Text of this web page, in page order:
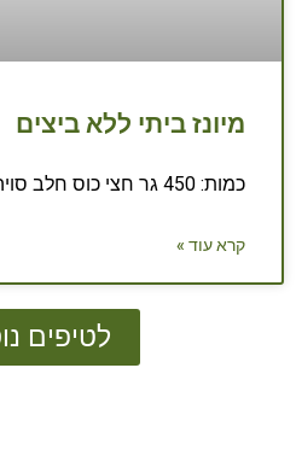
מיונז ביתי ללא ביצים
כמות: 450 גר חצי כוס חלב סויה / חלב רגיל
קרא עוד »
לטיפים